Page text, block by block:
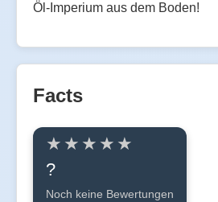
Öl-Imperium aus dem Boden!
Facts
?
Noch keine Bewertungen